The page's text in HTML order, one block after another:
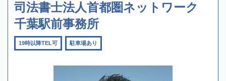
司法書士法人首都圏ネットワーク
千葉駅前事務所
19時以降TEL可 駐車場あり